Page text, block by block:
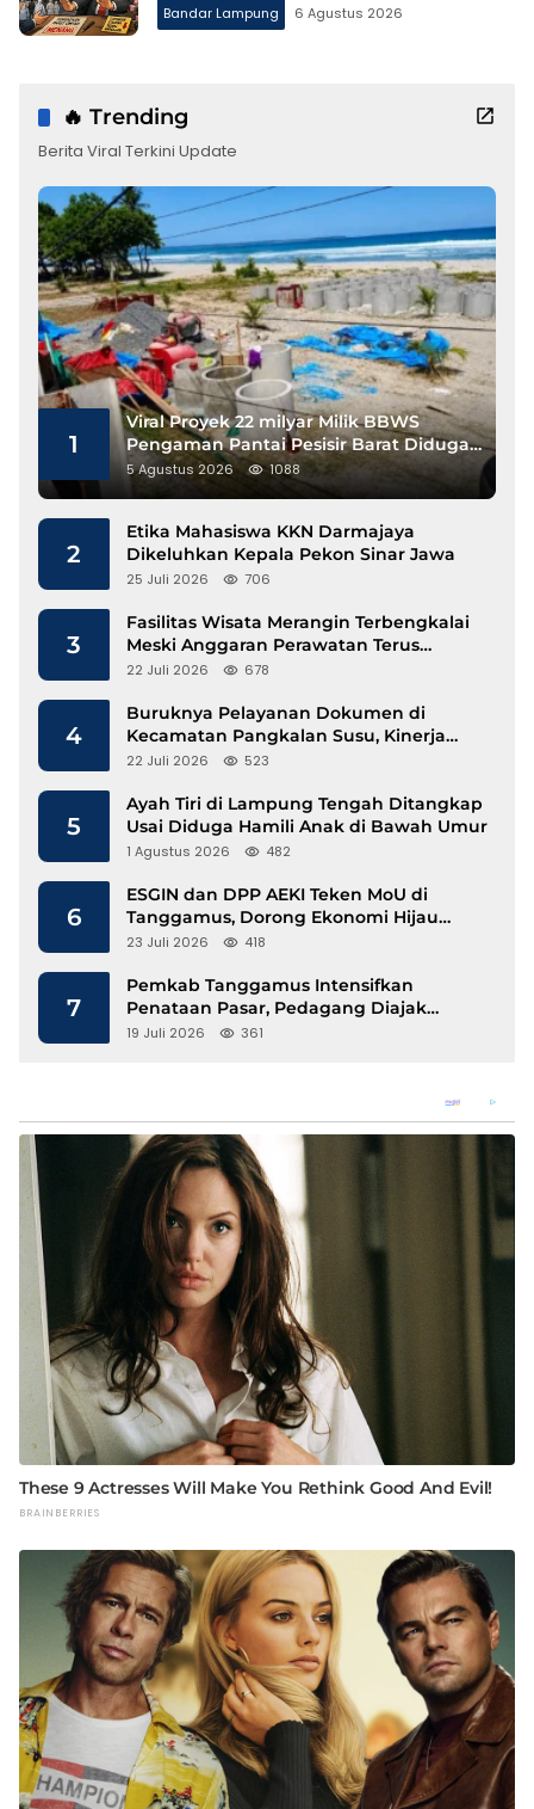
Bandar Lampung 6 Agustus 2026
🔥 Trending
Berita Viral Terkini Update
1
Viral Proyek 22 milyar Milik BBWS
Pengaman Pantai Pesisir Barat Diduga
Gunakan Besi Banci
5 Agustus 2026 1088
2
Etika Mahasiswa KKN Darmajaya
Dikeluhkan Kepala Pekon Sinar Jawa
25 Juli 2026 706
3
Fasilitas Wisata Merangin Terbengkalai
Meski Anggaran Perawatan Terus
Mengalir
22 Juli 2026 678
4
Buruknya Pelayanan Dokumen di
Kecamatan Pangkalan Susu, Kinerja
Disdukcapil Langkat Disorot
22 Juli 2026 523
5
Ayah Tiri di Lampung Tengah Ditangkap
Usai Diduga Hamili Anak di Bawah Umur
1 Agustus 2026 482
6
ESGIN dan DPP AEKI Teken MoU di
Tanggamus, Dorong Ekonomi Hijau
Berbasis Kopi dan Perdagangan Karbon
23 Juli 2026 418
7
Pemkab Tanggamus Intensifkan
Penataan Pasar, Pedagang Diajak
Tempati Pasar Modern Talang Padang
19 Juli 2026 361